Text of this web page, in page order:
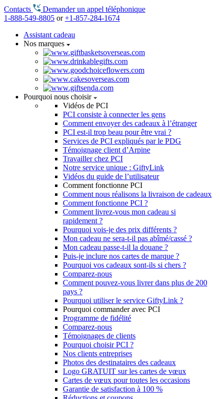
Contacts
Demander un appel téléphonique
1-888-549-8805 or+1-857-284-1674
Assistant cadeau
Nos marques
Pourquoi nous choisir
Vidéos de PCI
PCI consiste à connecter les gens
Comment envoyer des cadeaux à l’étranger
PCI est-il trop beau pour être vrai ?
Services de PCI expliqués par le PDG
Témoignage client d’Arpine
Travailler chez PCI
Notre service unique : GiftyLink
Vidéos du guide de l’utilisateur
Comment fonctionne PCI
Comment nous réalisons la livraison de cadeaux
Comment fonctionne PCI ?
Comment livrez-vous mon cadeau si
rapidement ?
Pourquoi vois-je des prix différents ?
Mon cadeau ne sera-t-il pas abîmé/cassé ?
Mon cadeau passe-t-il la douane ?
Puis-je inclure nos cartes de marque ?
Pourquoi vos cadeaux sont-ils si chers ?
Comparez-nous
Comment pouvez-vous livrer dans plus de 200
pays ?
Pourquoi utiliser le service GiftyLink ?
Pourquoi commander avec PCI
Programme de fidélité
Comparez-nous
Témoignages de clients
Pourquoi choisir PCI ?
Nos clients entreprises
Photos des destinataires des cadeaux
Logo GRATUIT sur les cartes de vœux
Cartes de vœux pour toutes les occasions
Garantie de satisfaction à 100 %